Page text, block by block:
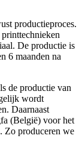
productieproces.
De productie is
6 maanden na
de productie van
wordt
Daarnaast
(België) voor het
Zo produceren we